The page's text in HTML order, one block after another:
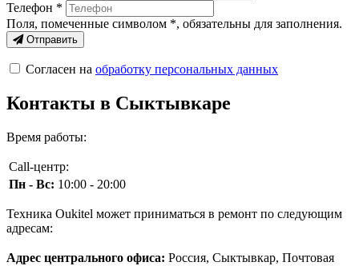
Телефон *
Поля, помеченные символом *, обязательны для заполнения.
Отправить
Согласен на обработку персональных данных
Контакты в Сыктывкаре
Время работы:
Call-центр:
Пн - Вс: 10:00 - 20:00
Техника Oukitel может приниматься в ремонт по следующим
адресам:
Адрес центрального офиса: Россия, Сыктывкар, Почтовая